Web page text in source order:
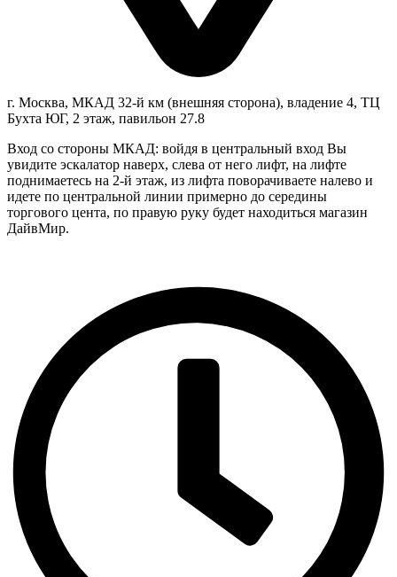
г. Москва, МКАД 32-й км (внешняя сторона), владение 4, ТЦ
Бухта ЮГ, 2 этаж, павильон 27.8
Вход со стороны МКАД: войдя в центральный вход Вы
увидите эскалатор наверх, слева от него лифт, на лифте
поднимаетесь на 2-й этаж, из лифта поворачиваете налево и
идете по центральной линии примерно до середины
торгового цента, по правую руку будет находиться магазин
ДайвМир.